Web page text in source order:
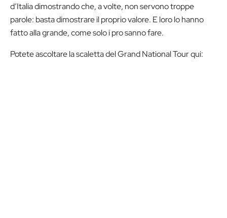
d’Italia dimostrando che, a volte, non servono troppe
parole: basta dimostrare il proprio valore. E loro lo hanno
fatto alla grande, come solo i pro sanno fare.
Potete ascoltare la scaletta del Grand National Tour qui: